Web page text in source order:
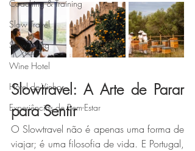
Coaching & Training
Slow Travel
Slow Living
Wine Hotel
Hotel de Vinhos
Experiências de Bem-Estar
Slowtravel: A Arte de Parar
para Sentir
O Slowtravel não é apenas uma forma de
viajar; é uma filosofia de vida. E Portugal,